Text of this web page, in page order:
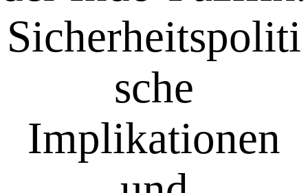
Sicherheitspoliti
sche
Implikationen